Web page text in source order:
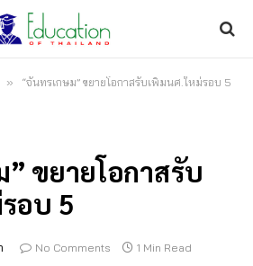
» “จันทรเกษม” ขยายโอกาสรับเพิ่มนศ.ใหม่รอบ 5
ขยายโอกาสรับ
อบ 5
No Comments 1 Min Read